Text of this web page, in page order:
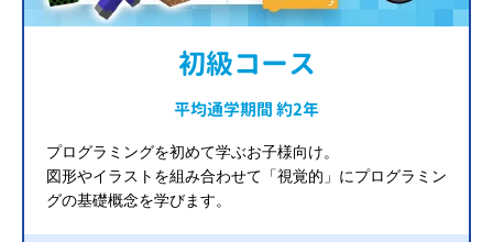
初級コース
平均通学期間 約2年
プログラミングを初めて学ぶお子様向け。
図形やイラストを組み合わせて「視覚的」にプログラミン
グの基礎概念を学びます。